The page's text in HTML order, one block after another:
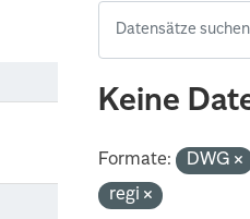
Keine
Formate: DWG
regi